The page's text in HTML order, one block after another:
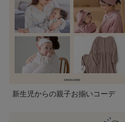
新生児からの親子お揃いコーデ